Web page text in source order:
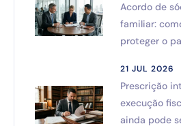
Acordo de
familiar:
proteger o
21 JUL 2026
Prescrição
execução
ainda pode